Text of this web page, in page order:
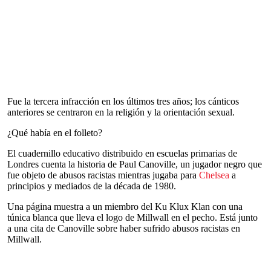
Fue la tercera infracción en los últimos tres años; los cánticos
anteriores se centraron en la religión y la orientación sexual.
¿Qué había en el folleto?
El cuadernillo educativo distribuido en escuelas primarias de
Londres cuenta la historia de Paul Canoville, un jugador negro que
fue objeto de abusos racistas mientras jugaba para Chelsea a
principios y mediados de la década de 1980.
Una página muestra a un miembro del Ku Klux Klan con una
túnica blanca que lleva el logo de Millwall en el pecho. Está junto
a una cita de Canoville sobre haber sufrido abusos racistas en
Millwall.